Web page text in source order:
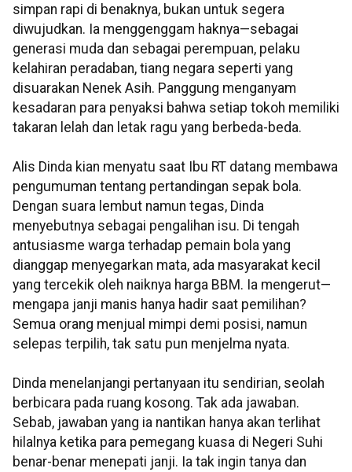
simpan rapi di benaknya, bukan untuk segera
diwujudkan. Ia menggenggam haknya—sebagai
generasi muda dan sebagai perempuan, pelaku
kelahiran peradaban, tiang negara seperti yang
disuarakan Nenek Asih. Panggung menganyam
kesadaran para penyaksi bahwa setiap tokoh memiliki
takaran lelah dan letak ragu yang berbeda-beda.
Alis Dinda kian menyatu saat Ibu RT datang membawa
pengumuman tentang pertandingan sepak bola.
Dengan suara lembut namun tegas, Dinda
menyebutnya sebagai pengalihan isu. Di tengah
antusiasme warga terhadap pemain bola yang
dianggap menyegarkan mata, ada masyarakat kecil
yang tercekik oleh naiknya harga BBM. Ia mengerut—
mengapa janji manis hanya hadir saat pemilihan?
Semua orang menjual mimpi demi posisi, namun
selepas terpilih, tak satu pun menjelma nyata.
Dinda menelanjangi pertanyaan itu sendirian, seolah
berbicara pada ruang kosong. Tak ada jawaban.
Sebab, jawaban yang ia nantikan hanya akan terlihat
hilalnya ketika para pemegang kuasa di Negeri Suhi
benar-benar menepati janji. Ia tak ingin tanya dan